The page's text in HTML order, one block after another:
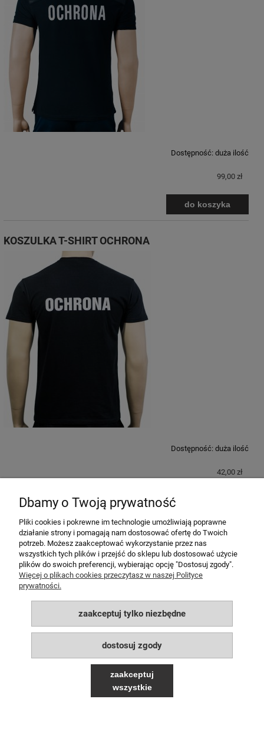
Dostępność: duża ilość
99,00 zł
do koszyka
KOSZULKA T-SHIRT OCHRONA
Dostępność: duża ilość
42,00 zł
MOJE KONTO
POMOC
PŁATNOŚCI I DOSTAWA
INFORMACJE
O NAS
Dbamy o Twoją prywatność
Pliki cookies i pokrewne im technologie umożliwiają poprawne
działanie strony i pomagają nam dostosować ofertę do Twoich
potrzeb. Możesz zaakceptować wykorzystanie przez nas
wszystkich tych plików i przejść do sklepu lub dostosować użycie
plików do swoich preferencji, wybierając opcję "Dostosuj zgody".
Więcej o plikach cookies przeczytasz w naszej Polityce
prywatności.
zaakceptuj tylko niezbędne
dostosuj zgody
zaakceptuj
wszystkie